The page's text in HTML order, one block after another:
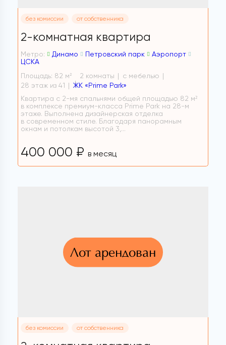
без комиссии от собственника
2-комнатная квартира
Метро: Динамо Петровский парк
Аэропорт
ЦСКА
Площадь: 82 м 2 2 комнаты
с мебелью
28 этаж из 41
ЖК «Prime Park»
Квартира с 2-мя спальнями общей площадью 82 м²
в комплексе премиум-класса Prime Park на 28-м
этаже. Выполнена дизайнерская отделка
в современном стиле. Благодаря панорамным
окнам и потолкам высотой 3,...
400 000 ₽ в месяц
Лот арендован
без комиссии от собственника